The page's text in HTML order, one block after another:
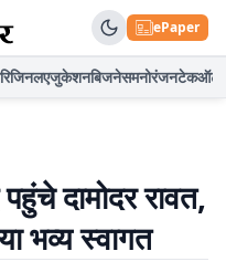
ePaper
एजुकेशनबिजनेसमनोरंजनटेकऑटो
दामोदर रावत,
भव्य स्वागत